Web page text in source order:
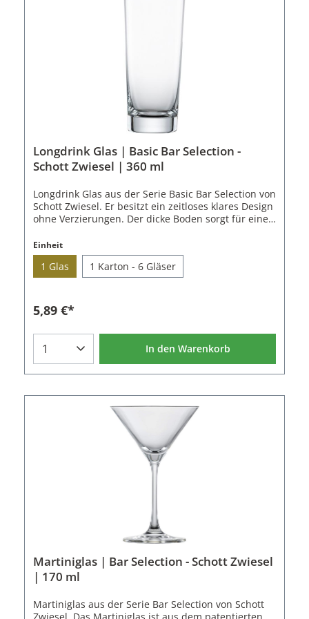
Cocktailschale: Einheit mit 6 GläsernSerie: Basic Bar
SelectionGröße: 88Volumen: 259 ml Material: Tritan
Kristallglas Höhe: 12,9 cm Durchmesser: 10,1 cm
Longdrink Glas | Basic Bar Selection -
Schott Zwiesel | 360 ml
Longdrink Glas aus der Serie Basic Bar Selection von
Schott Zwiesel. Er besitzt ein zeitloses klares Design
ohne Verzierungen. Der dicke Boden sorgt für einen
werdende Longdrink Glas sorgt für einen
klassischen Look. Servieren Sie Cuba Libre und
andere Cocktails in diesem vielseitig einsetzbaren
Glas.Das Longdrink Glas ist aus dem patentierten
Dieses überzeugt durch sehr hohe Brillanz,
Kratzfestigkeit und ist spülmaschinenfest.
Hierdurch sind die Gläser langlebig und eignen sich
für Gastronomie und Privathaushalte.Passend zum
Longdrink Glas aus der Basic Bar Selection Serie
sind 7 weitere Gläser und ein Cocktail Rührglas
Basic Bar Selection1 GlasGröße: 79Volumen: 361 ml
Material: Tritan Kristallglas Höhe: 15,6 cm
Durchmesser: 7 cm Kratzfest Spülmaschinenfest
Einheit
1 Glas 1 Karton - 6 Gläser
5,89 €*
In den Warenkorb
Martiniglas | Bar Selection - Schott Zwiesel
| 170 ml
Martiniglas aus der Serie Bar Selection von Schott